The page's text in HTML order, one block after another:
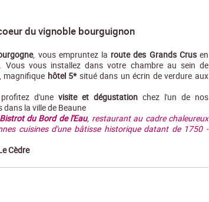
du vignoble bourguignon
, vous empruntez la route des Grands Crusen
Vous vous installez dans votre chambre au sein de
magnifique hôtel 5*situé dans un écrin de verdure aux
profitez d'unevisite et dégustation chez l'un de nos
la ville de Beaune
Bistrot du Bord de l'Eau, restaurant au cadre chaleureux
cuisines d'une bâtisse historique datant de 1750 -
Cèdre